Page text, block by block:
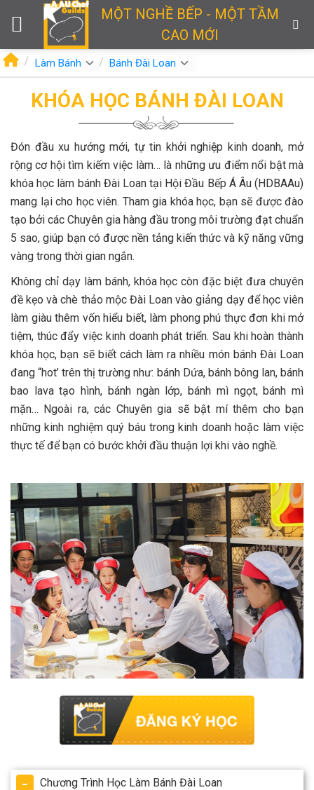
MỘT NGHỀ BẾP - MỘT TẦM
CAO MỚI
Làm Bánh Bánh Đài Loan
KHÓA HỌC BÁNH ĐÀI LOAN
Đón đầu xu hướng mới, tự tin khởi nghiệp kinh doanh, mở
rộng cơ hội tìm kiếm việc làm… là những ưu điểm nổi bật mà
khóa học làm bánh Đài Loan tại Hội Đầu Bếp Á Âu (HDBAAu)
mang lại cho học viên. Tham gia khóa học, bạn sẽ được đào
tạo bởi các Chuyên gia hàng đầu trong môi trường đạt chuẩn
5 sao, giúp bạn có được nền tảng kiến thức và kỹ năng vững
vàng trong thời gian ngắn.
Không chỉ dạy làm bánh, khóa học còn đặc biệt đưa chuyên
đề kẹo và chè thảo mộc Đài Loan vào giảng dạy để học viên
làm giàu thêm vốn hiểu biết, làm phong phú thực đơn khi mở
tiệm, thúc đẩy việc kinh doanh phát triển. Sau khi hoàn thành
khóa học, bạn sẽ biết cách làm ra nhiều món bánh Đài Loan
đang “hot’ trên thị trường như: bánh Dứa, bánh bông lan, bánh
bao lava tạo hình, bánh ngàn lớp, bánh mì ngọt, bánh mì
mặn… Ngoài ra, các Chuyên gia sẽ bật mí thêm cho bạn
những kinh nghiệm quý báu trong kinh doanh hoặc làm việc
thực tế để bạn có bước khởi đầu thuận lợi khi vào nghề.
Chương Trình Học Làm Bánh Đài Loan